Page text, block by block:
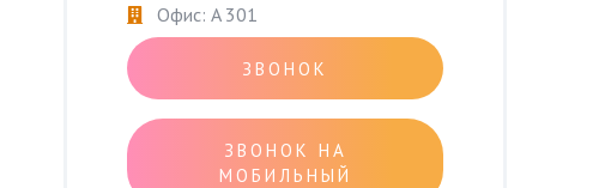
Офис: A 301
ЗВОНОК
ЗВОНОК НА
МОБИЛЬНЫЙ